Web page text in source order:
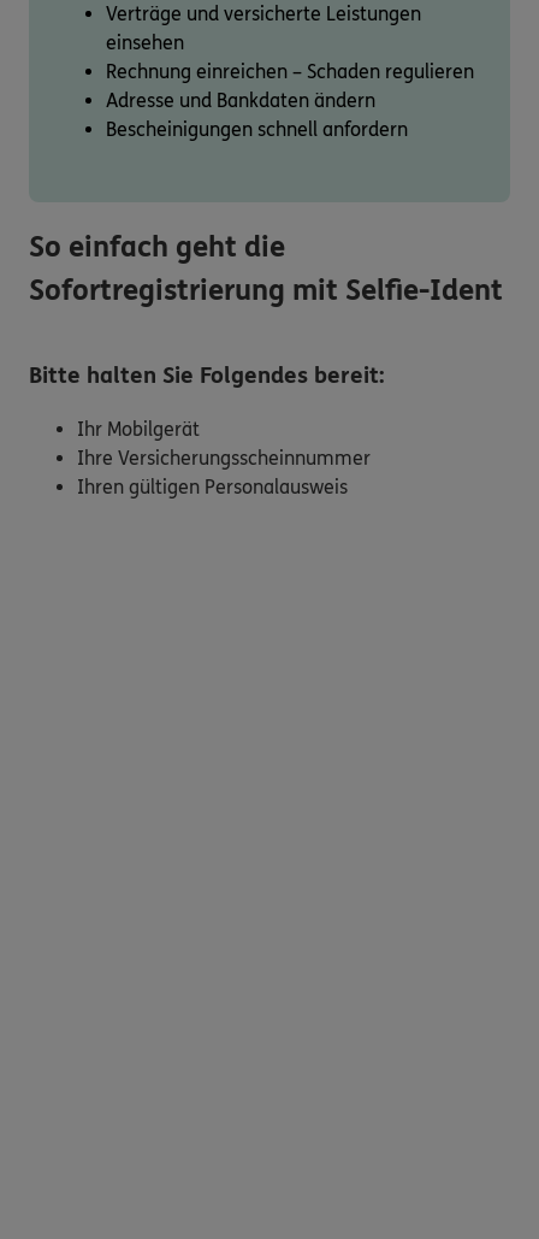
Verträge und versicherte Leistungen
einsehen
Rechnung einreichen – Schaden regulieren
Adresse und Bankdaten ändern
Bescheinigungen schnell anfordern
So einfach geht die
Sofortregistrierung mit Selfie-Ident
Bitte halten Sie Folgendes bereit:
Ihr Mobilgerät
Ihre Versicherungsscheinnummer
Ihren gültigen Personalausweis